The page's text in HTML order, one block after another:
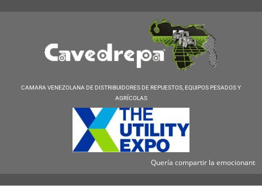
CAMARA VENEZOLANA DE DISTRIBUIDORES DE REPUESTOS, EQUIPOS PESADOS Y
AGRÍCOLAS
Quería compartir la emocionante